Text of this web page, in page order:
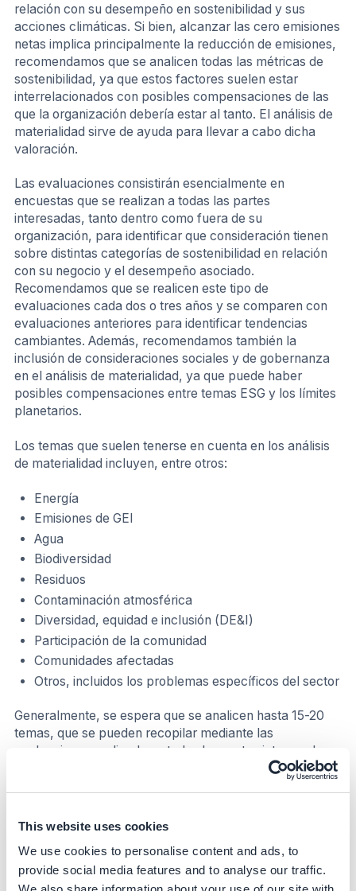
This website uses cookies
We use cookies to personalise content and ads, to
provide social media features and to analyse our traffic.
relación con su desempeño en sostenibilidad y sus
acciones climáticas. Si bien, alcanzar las cero emisiones
netas implica principalmente la reducción de emisiones,
recomendamos que se analicen todas las métricas de
sostenibilidad, ya que estos factores suelen estar
interrelacionados con posibles compensaciones de las
que la organización debería estar al tanto. El análisis de
materialidad sirve de ayuda para llevar a cabo dicha
valoración.
Las evaluaciones consistirán esencialmente en
encuestas que se realizan a todas las partes
interesadas, tanto dentro como fuera de su
organización, para identificar que consideración tienen
sobre distintas categorías de sostenibilidad en relación
con su negocio y el desempeño asociado.
Recomendamos que se realicen este tipo de
evaluaciones cada dos o tres años y se comparen con
evaluaciones anteriores para identificar tendencias
cambiantes. Además, recomendamos también la
inclusión de consideraciones sociales y de gobernanza
en el análisis de materialidad, ya que puede haber
posibles compensaciones entre temas ESG y los límites
planetarios.
Los temas que suelen tenerse en cuenta en los análisis
de materialidad incluyen, entre otros:
Energía
Emisiones de GEI
Agua
Biodiversidad
Residuos
Contaminación atmosférica
Diversidad, equidad e inclusión (DE&I)
Participación de la comunidad
Comunidades afectadas
Otros, incluidos los problemas específicos del sector
Generalmente, se espera que se analicen hasta 15-20
temas, que se pueden recopilar mediante las
evaluaciones realizadas a todas las partes interesadas
complementándolas con consulta a expertos e
Recomendamos el uso de un enfoque de doble
unión de la materialidad "de impacto" (impacto potencial
que su empresa puede tener dentro de una categoría de